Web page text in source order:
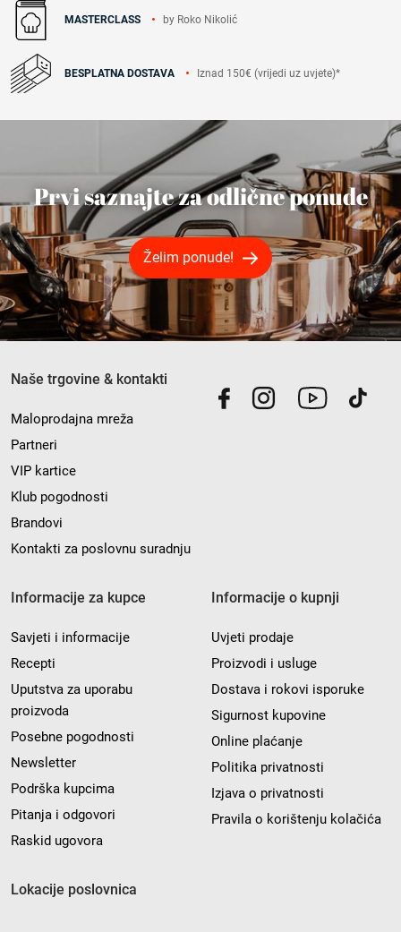
MASTERCLASS by Roko Nikolić
BESPLATNA DOSTAVA Iznad 150€ (vrijedi uz uvjete)*
Prvi saznajte za odlične ponude
Želim ponude!
Naše trgovine & kontakti
Maloprodajna mreža
Partneri
VIP kartice
Klub pogodnosti
Brandovi
Kontakti za poslovnu suradnju
Informacije za kupce
Savjeti i informacije
Recepti
Uputstva za uporabu
proizvoda
Posebne pogodnosti
Newsletter
Podrška kupcima
Pitanja i odgovori
Raskid ugovora
Informacije o kupnji
Uvjeti prodaje
Proizvodi i usluge
Dostava i rokovi isporuke
Sigurnost kupovine
Online plaćanje
Politika privatnosti
Izjava o privatnosti
Pravila o korištenju kolačića
Lokacije poslovnica